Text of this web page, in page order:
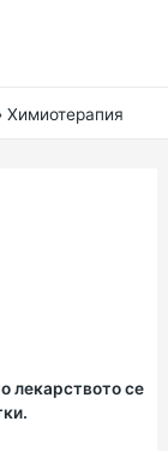
Химиотерапия
лекарството се